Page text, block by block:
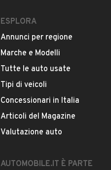
ESPLORA
Annunci per regione
Marche e Modelli
Tutte le auto usate
Tipi di veicoli
Concessionari in Italia
Articoli del Magazine
Valutazione auto
AUTOMOBILE.IT È PARTE